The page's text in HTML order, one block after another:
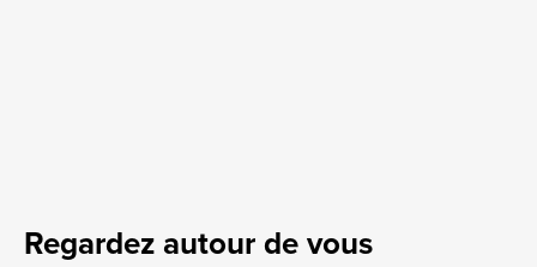
Regardez autour de vous